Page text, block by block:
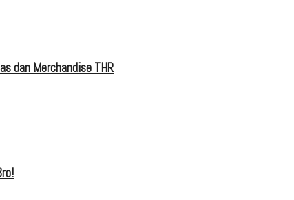
dan Merchandise THR